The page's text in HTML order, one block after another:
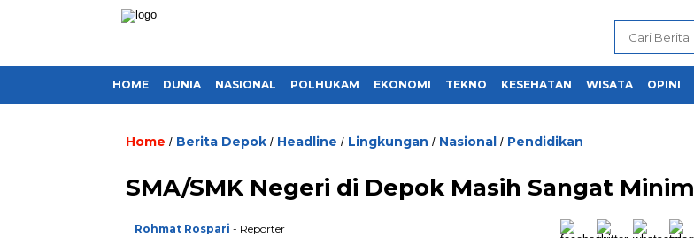
HOME DUNIA NASIONAL POLHUKAM EKONOMI TEKNO KESEHATAN WISATA OPINI
Home / Berita Depok / Headline / Lingkungan / Nasional / Pendidikan
SMA/SMK Negeri di Depok Masih Sangat Minim
Rohmat Rospari - Reporter